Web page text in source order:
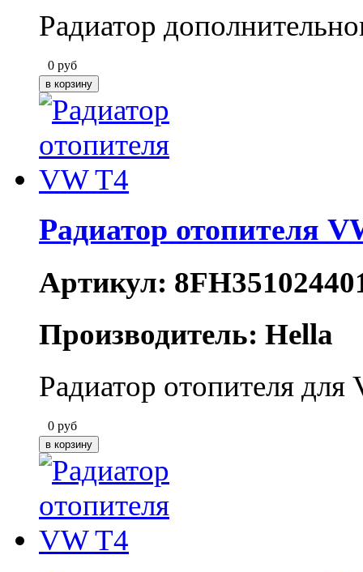
Радиатор
0 руб
Радиатор отопителя
Артикул:
Производитель: Hella
Радиатор отопителя
0 руб